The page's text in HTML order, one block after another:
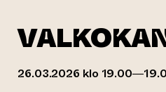
26.03.2026 klo